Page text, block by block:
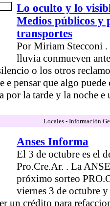
Lo oculto y lo
Medios públicos y
transportes
Por Miriam Stecconi
lluvia conmueven
o los otros
e pensar que algo puede
por la tarde y la noche e
Locales - Información
Anses Informa
El 3 de octubre es el
Pro.Cre.Ar. . La
próximo sorteo
viernes 3 de octubre
un crédito para